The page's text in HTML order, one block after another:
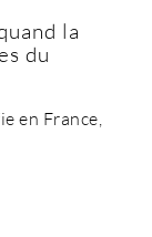
la
du
en France,